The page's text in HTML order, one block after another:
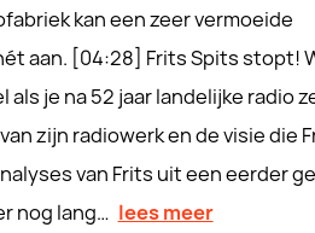
kan een zeer vermoeide
aan. [04:28] Frits Spits stopt!
als je na 52 jaar landelijke radio
zijn radiowerk en de visie die
van Frits uit een eerder
nog lang… lees meer